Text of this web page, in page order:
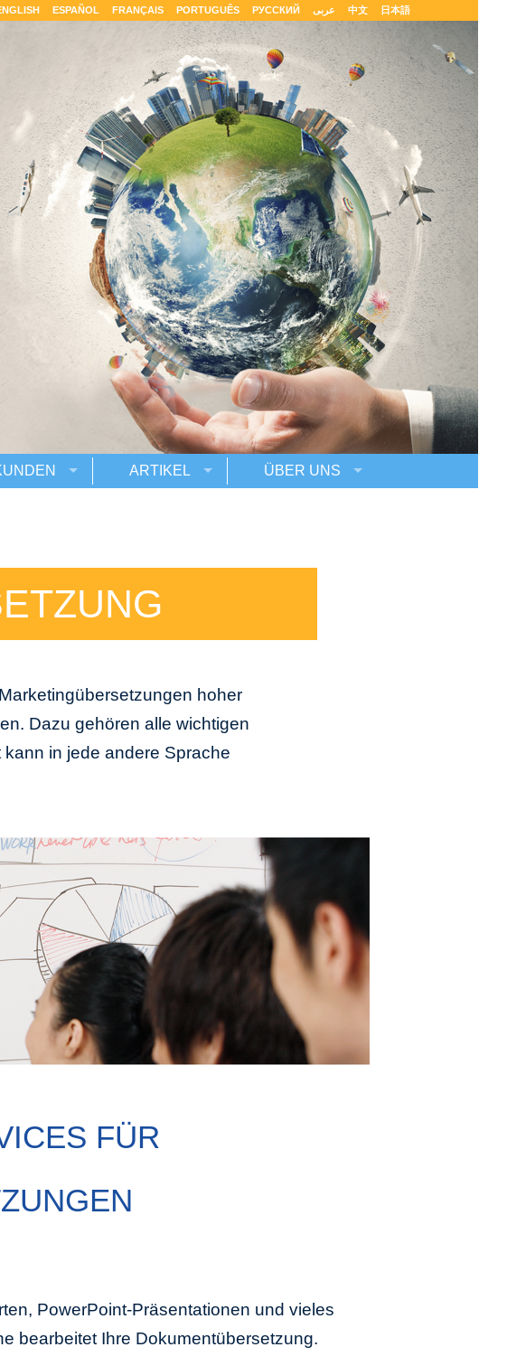
ESPAÑOL FRANÇAIS PORTUGUÊS РУССКИЙ عربى 中文 日本語
ARTIKEL
ÜBER UNS
hoher
Dazu gehören alle wichtigen
in jede andere Sprache
FÜR
PowerPoint-Präsentationen und vieles
bearbeitet Ihre Dokumentübersetzung.